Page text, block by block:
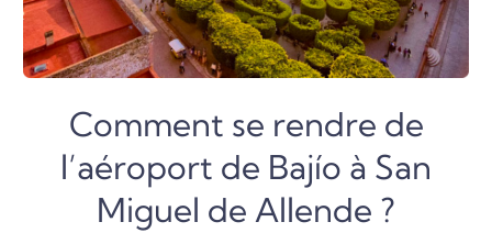
Comment se rendre de
l’aéroport de Bajío à San
Miguel de Allende ?